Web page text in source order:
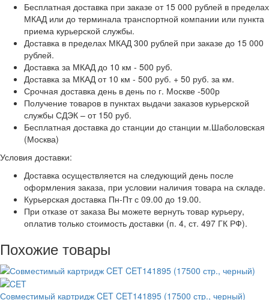
Бесплатная доставка при заказе от 15 000 рублей в пределах
МКАД или до терминала транспортной компании или пункта
приема курьерской службы.
Доставка в пределах МКАД 300 рублей при заказе до 15 000
рублей.
Доставка за МКАД до 10 км - 500 руб.
Доставка за МКАД от 10 км - 500 руб. + 50 руб. за км.
Срочная доставка день в день по г. Москве -500р
Получение товаров в пунктах выдачи заказов курьерской
службы СДЭК – от 150 руб.
Бесплатная доставка до станции до станции м.Шаболовская
(Москва)
Условия доставки:
Доставка осуществляется на следующий день после
оформления заказа, при условии наличия товара на складе.
Курьерская доставка Пн-Пт с 09.00 до 19.00.
При отказе от заказа Вы можете вернуть товар курьеру,
оплатив только стоимость доставки (п. 4, ст. 497 ГК РФ).
Похожие товары
Совместимый картридж CET CET141895 (17500 стр., черный)